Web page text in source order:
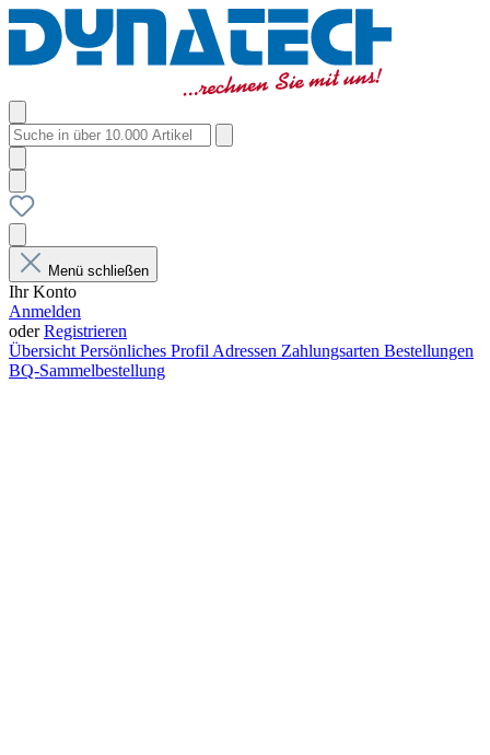
Menü schließen
Ihr Konto
Anmelden
oderRegistrieren
Übersicht Persönliches Profil Adressen Zahlungsarten Bestellungen
BQ-Sammelbestellung